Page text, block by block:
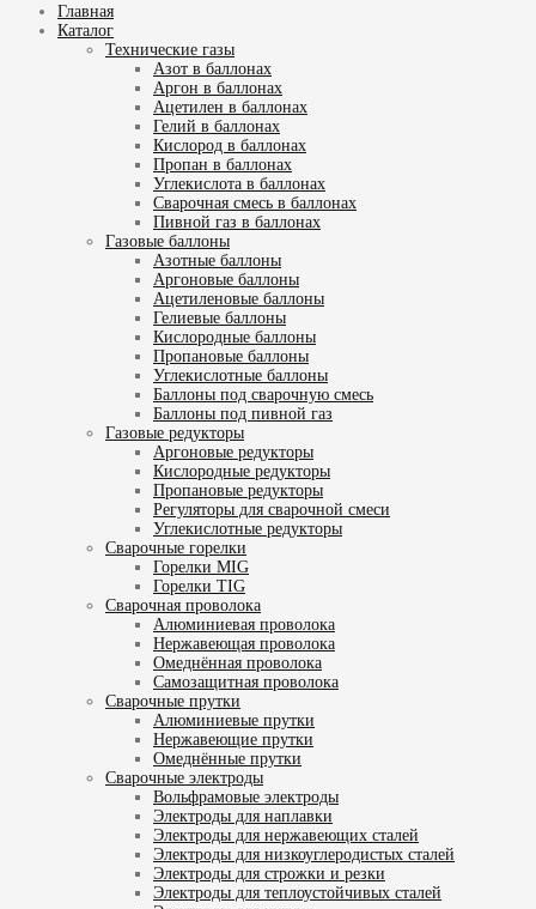
Главная
Каталог
Технические газы
Азот в баллонах
Аргон в баллонах
Ацетилен в баллонах
Гелий в баллонах
Кислород в баллонах
Пропан в баллонах
Углекислота в баллонах
Сварочная смесь в баллонах
Пивной газ в баллонах
Газовые баллоны
Азотные баллоны
Аргоновые баллоны
Ацетиленовые баллоны
Гелиевые баллоны
Кислородные баллоны
Пропановые баллоны
Углекислотные баллоны
Баллоны под сварочную смесь
Баллоны под пивной газ
Газовые редукторы
Аргоновые редукторы
Кислородные редукторы
Пропановые редукторы
Регуляторы для сварочной смеси
Углекислотные редукторы
Сварочные горелки
Горелки MIG
Горелки TIG
Сварочная проволока
Алюминиевая проволока
Нержавеющая проволока
Омеднённая проволока
Самозащитная проволока
Сварочные прутки
Алюминиевые прутки
Нержавеющие прутки
Омеднённые прутки
Сварочные электроды
Вольфрамовые электроды
Электроды для наплавки
Электроды для нержавеющих сталей
Электроды для низкоуглеродистых сталей
Электроды для строжки и резки
Электроды для теплоустойчивых сталей